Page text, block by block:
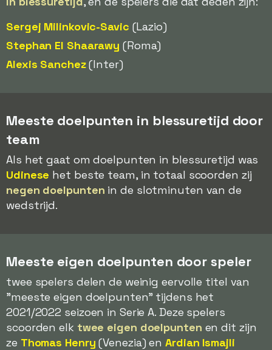
Sergej Milinkovic-Savic (Lazio)
Stephan El Shaarawy (Roma)
Alexis Sanchez(Inter)
Meeste doelpunten in blessuretijd door
team
Als het gaat om doelpunten in blessuretijd was
Udinese het beste team, in totaal scoorden zij
negen doelpunten in de slotminuten van de
wedstrijd.
Meeste eigen doelpunten door speler
twee spelers delen de weinig eervolle titel van
"meeste eigen doelpunten" tijdens het
2021/2022 seizoen in Serie A. Deze spelers
scoorden elk twee eigen doelpunten en dit zijn
ze Thomas Henry (Venezia) enArdian Ismajli